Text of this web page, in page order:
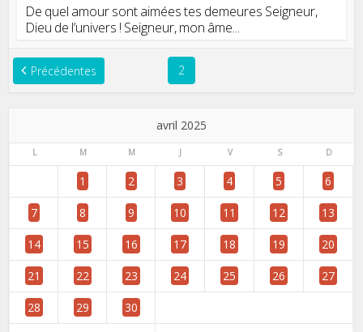
De quel amour sont aimées tes demeures Seigneur,
Dieu de l’univers ! Seigneur, mon âme...
Précédentes 2
avril 2025
L M M J V S D
1 2 3 4 5 6
7 8 9 10 11 12 13
14 15 16 17 18 19 20
21 22 23 24 25 26 27
28 29 30